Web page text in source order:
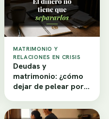
MATRIMONIO Y
RELACIONES EN CRISIS
Deudas y
matrimonio: ¿cómo
dejar de pelear por